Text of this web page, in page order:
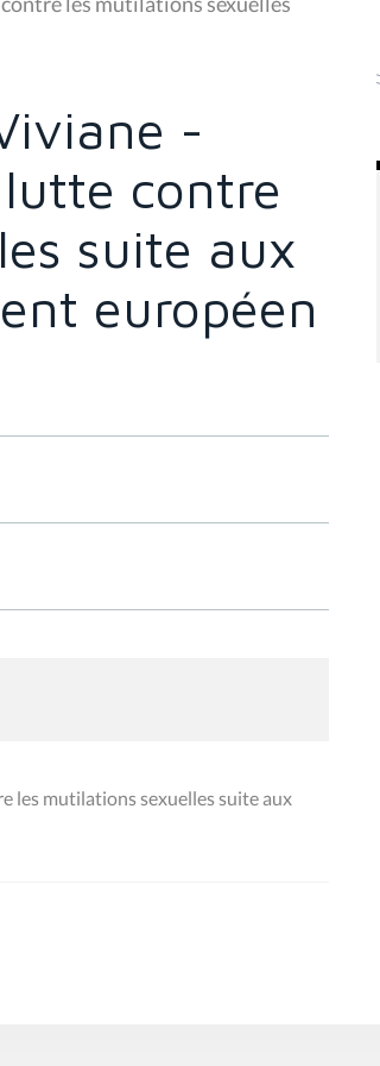
-
contre
suite aux
européen
les mutilations sexuelles suite aux